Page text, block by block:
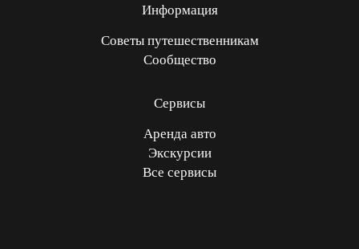
Информация
Советы путешественникам
Сообщество
Сервисы
Аренда авто
Экскурсии
Все сервисы